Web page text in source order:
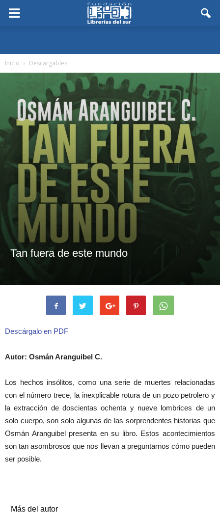
Inicio Descargables
Tan fuera de este mundo
Descárgalo en PDF
Autor: Osmán Aranguibel C.
Los hechos insólitos, como una serie de muertes relacionadas
con el número trece, la inexplicable rotura de un pozo petrolero y
la extracción de doscientas ochenta y nueve lombrices de un
solo cuerpo, son solo algunas de las sorprendentes historias que
Osmán Aranguibel presenta en su libro. Estos acontecimientos
son tan asombrosos que nos llevan a preguntarnos cómo pueden
ser posible.
Más del autor